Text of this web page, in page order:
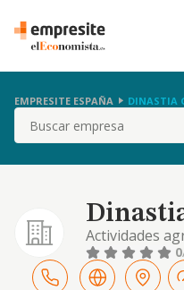
EMPRESITE ESPAÑA DINASTIA
Buscar
Actividades
tratamiento,
asi como su
0